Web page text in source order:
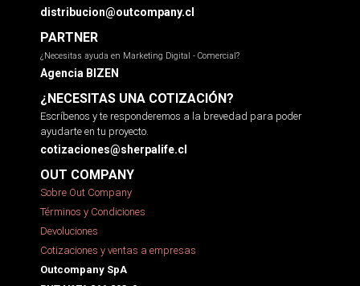
distribucion@outcompany.cl
PARTNER
¿Necesitas ayuda en Marketing Digital - Comercial?
Agencia BIZEN
¿NECESITAS UNA COTIZACIÓN?
Escríbenos y te responderemos a la brevedad para poder
ayudarte en tu proyecto.
cotizaciones@sherpalife.cl
OUT COMPANY
Sobre Out Company
Términos y Condiciones
Devoluciones
Cotizaciones y ventas a empresas
Outcompany SpA